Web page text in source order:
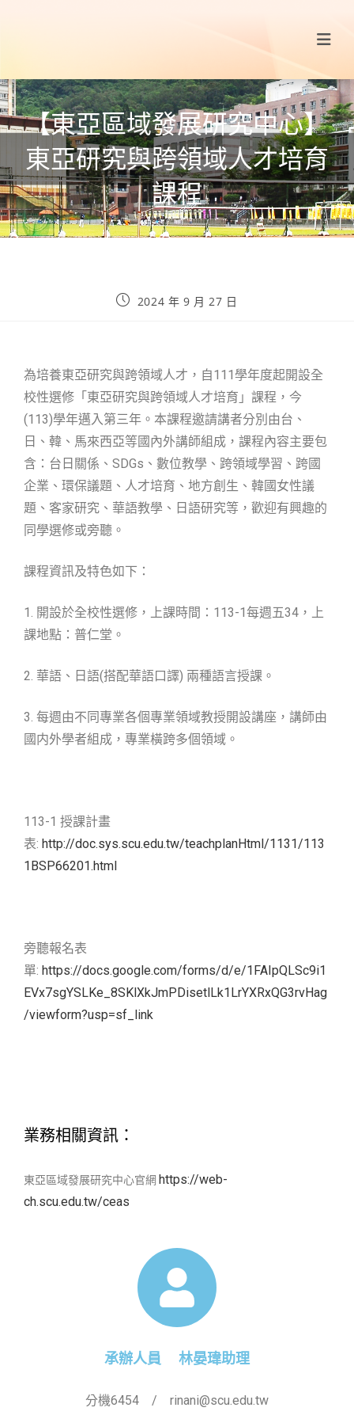
【東亞區域發展研究中心】
東亞研究與跨領域人才培育
課程
2024 年 9 月 27 日
為培養東亞研究與跨領域人才，自111學年度起開設全
校性選修「東亞研究與跨領域人才培育」課程，今
(113)學年邁入第三年。本課程邀請講者分別由台、
日、韓、馬來西亞等國內外講師組成，課程內容主要包
含：台日關係、SDGs、數位教學、跨領域學習、跨國
企業、環保議題、人才培育、地方創生、韓國女性議
題、客家研究、華語教學、日語研究等，歡迎有興趣的
同學選修或旁聽。
課程資訊及特色如下：
1. 開設於全校性選修，上課時間：113-1每週五34，上
課地點：普仁堂。
2. 華語、日語(搭配華語口譯) 兩種語言授課。
3. 每週由不同專業各個專業領域教授開設講座，講師由
國内外學者組成，專業橫跨多個領域。
113-1 授課計畫
表: http://doc.sys.scu.edu.tw/teachplanHtml/1131/113
1BSP66201.html
旁聽報名表
單: https://docs.google.com/forms/d/e/1FAIpQLSc9i1
EVx7sgYSLKe_8SKlXkJmPDisetlLk1LrYXRxQG3rvHag
/viewform?usp=sf_link
業務相關資訊：
東亞區域發展研究中心官網 https://web-
ch.scu.edu.tw/ceas
承辦人員 林晏瑋助理
分機6454 / rinani@scu.edu.tw